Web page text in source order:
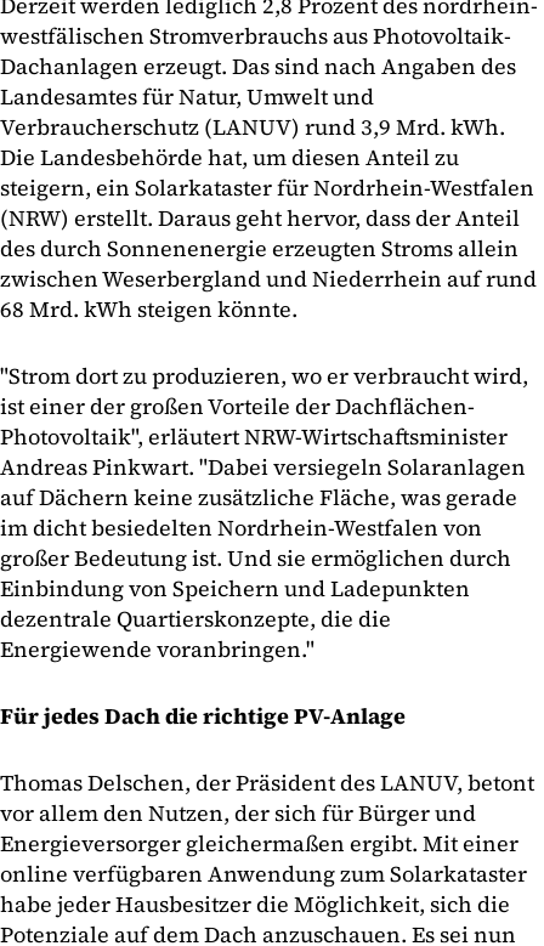
westfälischen Stromverbrauchs aus Photovoltaik-
Dachanlagen erzeugt. Das sind nach Angaben des
Landesamtes für Natur, Umwelt und
Verbraucherschutz (LANUV) rund 3,9 Mrd. kWh.
Die Landesbehörde hat, um diesen Anteil zu
steigern, ein Solarkataster für Nordrhein-Westfalen
(NRW) erstellt. Daraus geht hervor, dass der Anteil
des durch Sonnenenergie erzeugten Stroms allein
zwischen Weserbergland und Niederrhein auf rund
68 Mrd. kWh steigen könnte.
"Strom dort zu produzieren, wo er verbraucht wird,
ist einer der großen Vorteile der Dachflächen-
Photovoltaik", erläutert NRW-Wirtschaftsminister
Andreas Pinkwart. "Dabei versiegeln Solaranlagen
auf Dächern keine zusätzliche Fläche, was gerade
im dicht besiedelten Nordrhein-Westfalen von
großer Bedeutung ist. Und sie ermöglichen durch
Einbindung von Speichern und Ladepunkten
dezentrale Quartierskonzepte, die die
Energiewende voranbringen."
Für jedes Dach die richtige PV-Anlage
Thomas Delschen, der Präsident des LANUV, betont
vor allem den Nutzen, der sich für Bürger und
Energieversorger gleichermaßen ergibt. Mit einer
online verfügbaren Anwendung zum Solarkataster
habe jeder Hausbesitzer die Möglichkeit, sich die
Potenziale auf dem Dach anzuschauen. Es sei nun